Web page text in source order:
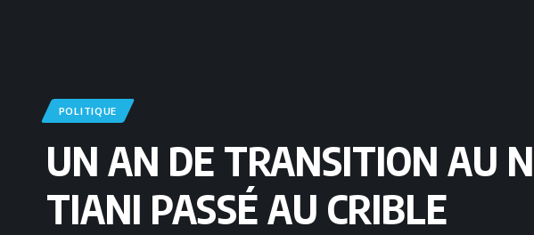
POLITIQUE
UN AN DE TRANSITION AU
TIANI PASSÉ AU CRIBLE